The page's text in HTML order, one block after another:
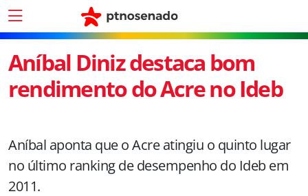
Aníbal Diniz destaca bom
rendimento do Acre no Ideb
Aníbal aponta que o Acre atingiu o quinto lugar
no último ranking de desempenho do Ideb em
2011.